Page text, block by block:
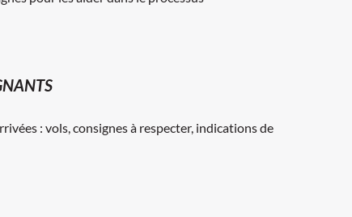
: vols, consignes à respecter, indications de